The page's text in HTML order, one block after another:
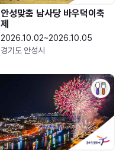
안성맞춤 남사당 바우덕이축
제
2026.10.02~2026.10.05
경기도 안성시